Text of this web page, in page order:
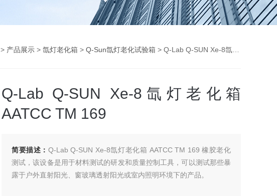
> 产品展示 > 氙灯老化箱 > Q-Sun氙灯老化试验箱 > Q-Lab Q-SUN Xe-8氙灯老化箱 AATCC TM 169
Q-Lab Q-SUN Xe-8氙灯老化箱
AATCC TM 169
简要描述： Q-Lab Q-SUN Xe-8氙灯老化箱 AATCC TM 169 橡胶老化
测试，该设备是用于材料测试的研发和质量控制工具，可以测试那些暴
露于户外直射阳光、窗玻璃透射阳光或室内照明环境下的产品。